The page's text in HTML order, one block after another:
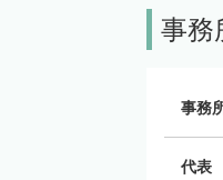
事務
事務
代表